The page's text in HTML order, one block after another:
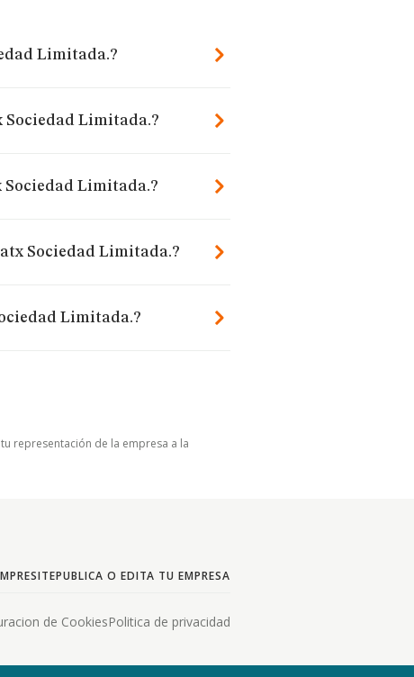
Limitada.?
Limitada.?
Limitada.?
Sociedad Limitada.?
Limitada.?
representación de la empresa a la
PUBLICA O EDITA TU EMPRESA
de CookiesPolitica de privacidad